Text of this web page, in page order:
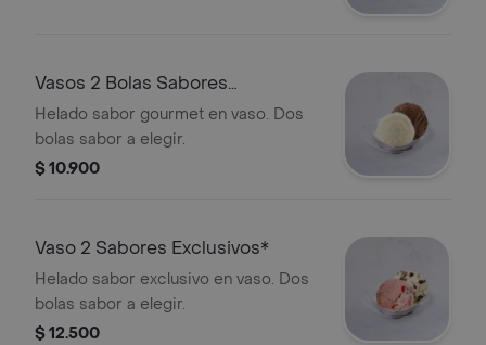
Vasos 2 Bolas Sabores
Tradicionales
Helado sabor gourmet en vaso. Dos
bolas sabor a elegir.
$ 10.900
Vaso 2 Sabores Exclusivos*
Helado sabor exclusivo en vaso. Dos
bolas sabor a elegir.
$ 12.500